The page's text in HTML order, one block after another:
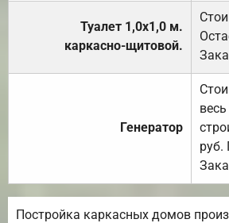
Туалет 1,0х1,0 м.
каркасно-щитовой.
Генератор
руб.
Постройка каркасных домов